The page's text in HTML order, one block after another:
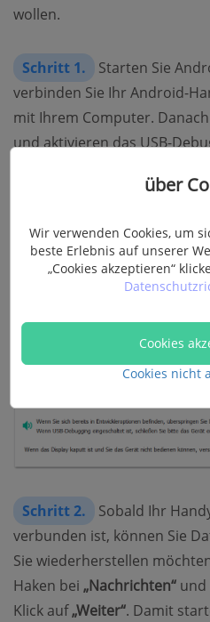
wollen.
Schritt 1.
Starten Sie
verbinden Sie Ihr Android-
mit Ihrem Computer.
und aktivieren das USB-
Schritt 2.
Sobald Ihr
verbunden ist, können Sie
Sie wiederherstellen
Haken bei „Nachrichten“ und
Klick auf„Weiter“. Damit
über
Wir verwenden Cookies, um
beste Erlebnis auf unserer
„Cookies akzeptieren“
Cookies
Cookies nicht